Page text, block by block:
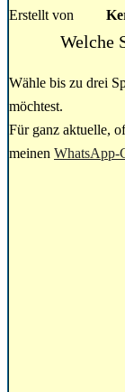
Erstellt von
Welche
Wähle bis zu drei
möchtest.
Für ganz aktuelle,
meinen WhatsApp-